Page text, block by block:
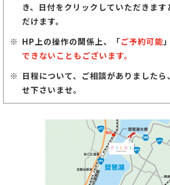
き、日付をクリックしていただきます
だけます。
HP上の操作の関係上、「ご予約可能
できないこともございます。
日程について、ご相談がありましたら
せ下さいませ。